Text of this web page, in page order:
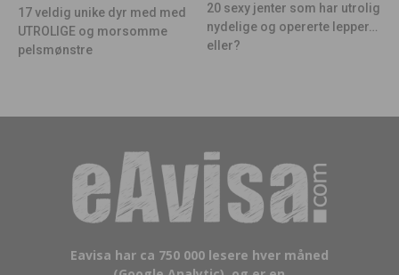
17 veldig unike dyr med med
UTROLIGE og morsomme
pelsmønstre
20 sexy jenter som har utrolig
nydelige og opererte lepper…
eller?
Eavisa har ca 750 000 lesere hver måned